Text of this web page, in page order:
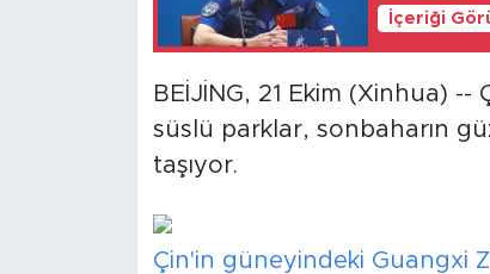
İçeriği
BEİJİNG, 21 Ekim (Xinhua)
süslü parklar, sonbaharın
taşıyor.
Çin'in güneyindeki Guangxi